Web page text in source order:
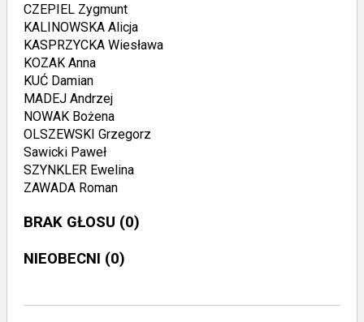
CZEPIEL Zygmunt
KALINOWSKA Alicja
KASPRZYCKA Wiesława
KOZAK Anna
KUĆ Damian
MADEJ Andrzej
NOWAK Bożena
OLSZEWSKI Grzegorz
Sawicki Paweł
SZYNKLER Ewelina
ZAWADA Roman
BRAK GŁOSU (0)
NIEOBECNI (0)